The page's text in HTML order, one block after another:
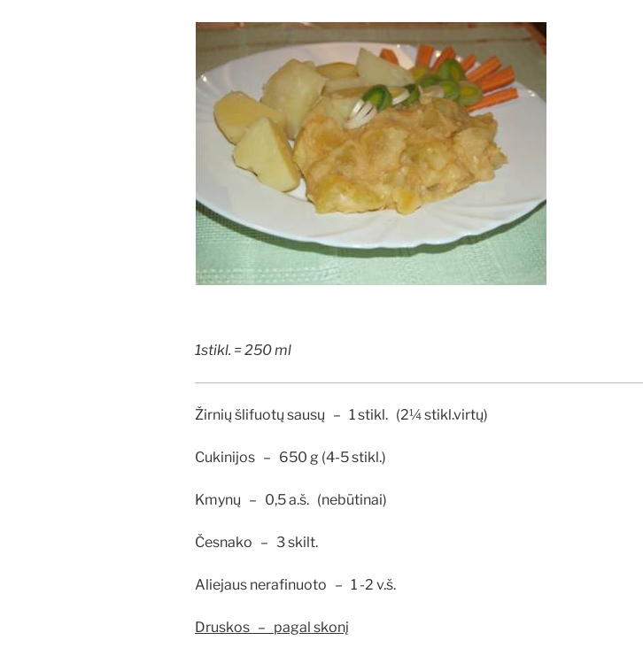
1stikl. = 250 ml
Žirnių šlifuotų sausų – 1 stikl. (2¼ stikl.virtų)
Cukinijos – 650 g (4-5 stikl.)
Kmynų – 0,5 a.š. (nebūtinai)
Česnako – 3 skilt.
Aliejaus nerafinuoto – 1 -2 v.š.
Druskos – pagal skonį